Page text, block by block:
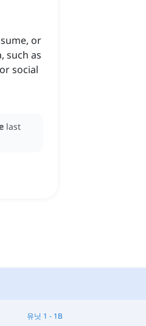
or
such as
social
last
유닛 1 - 1B